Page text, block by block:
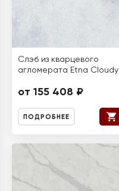
Слэб из кварцевого
агломерата Etna Cloudy
от 155 408 ₽
ПОДРОБНЕЕ